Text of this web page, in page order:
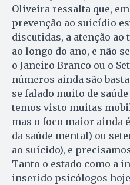
Oliveira ressalta que,
prevenção ao suicídio
discutidas, a atenção ao
ao longo do ano, e não
o Janeiro Branco ou o
números ainda são
se falado muito de
temos visto muitas
mas o foco maior ainda
da saúde mental) ou
ao suícido), e
Tanto o estado como a
inserido psicólogos